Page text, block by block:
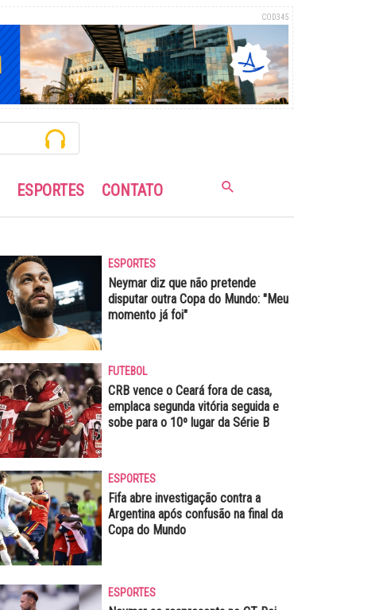
COD345
ESPORTES CONTATO
ESPORTES
Neymar diz que não pretende
disputar outra Copa do Mundo: "Meu
momento já foi"
FUTEBOL
CRB vence o Ceará fora de casa,
emplaca segunda vitória seguida e
sobe para o 10º lugar da Série B
ESPORTES
Fifa abre investigação contra a
Argentina após confusão na final da
Copa do Mundo
ESPORTES